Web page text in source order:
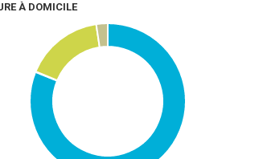
À DOMICILE